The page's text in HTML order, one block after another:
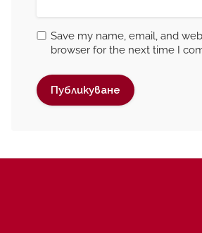
Save my name, email, and
browser for the next time I